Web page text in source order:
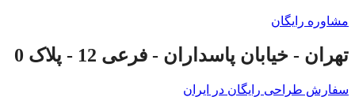
مشاوره رایگان
تهران - خیابان پاسداران - فرعی 12 - پلاک 0
سفارش طراحی رایگان در ایران